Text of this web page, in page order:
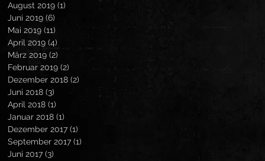
August 2019 (1)
Juni 2019 (6)
Mai 2019 (11)
April 2019 (4)
März 2019 (2)
Februar 2019 (2)
Dezember 2018 (2)
Juni 2018 (3)
April 2018 (1)
Januar 2018 (1)
Dezember 2017 (1)
September 2017 (1)
Juni 2017 (3)